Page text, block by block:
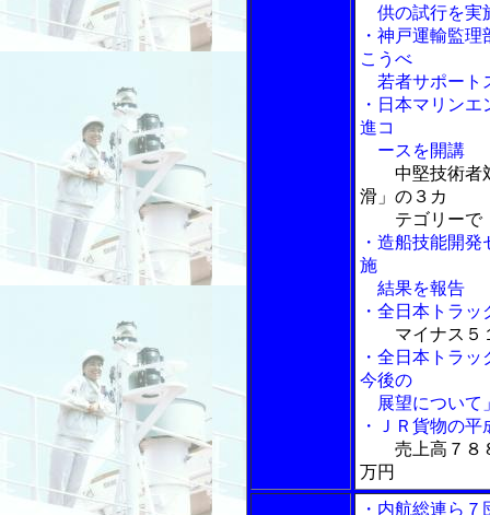
供の試行を実
・神戸運輸監
こうべ
若者サポート
・日本マリン
進コ
ースを開講
中堅技術者
滑」の３カ
テゴリーで
・造船技能開
施
結果を報告
・全日本トラ
マイナス５
・全日本トラ
今後の
展望について
・ＪＲ貨物の
売上高７８
万円
・内航総連ら